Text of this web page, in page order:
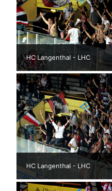
HC Langenthal - LHC
HC Langenthal - LHC